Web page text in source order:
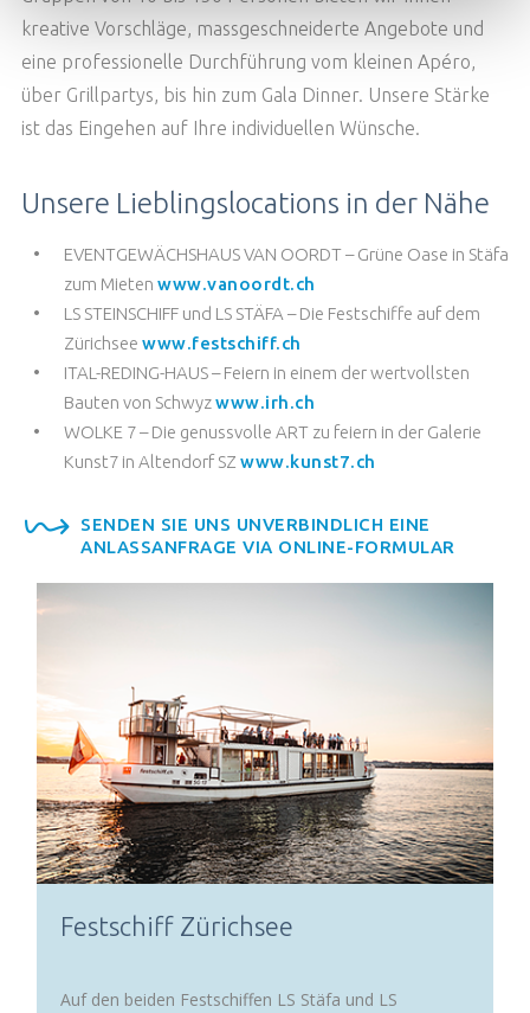
kreative Vorschläge, massgeschneiderte Angebote und
eine professionelle Durchführung vom kleinen Apéro,
über Grillpartys, bis hin zum Gala Dinner. Unsere Stärke
ist das Eingehen auf Ihre individuellen Wünsche.
Unsere Lieblingslocations in der Nähe
EVENTGEWÄCHSHAUS VAN OORDT – Grüne Oase in Stäfa
zum Mieten www.vanoordt.ch
LS STEINSCHIFF und LS STÄFA – Die Festschiffe auf dem
Zürichsee www.festschiff.ch
ITAL-REDING-HAUS – Feiern in einem der wertvollsten
Bauten von Schwyzwww.irh.ch
WOLKE 7 – Die genussvolle ART zu feiern in der Galerie
Kunst7 in Altendorf SZ www.kunst7.ch
SENDEN SIE UNS UNVERBINDLICH EINE
ANLASSANFRAGE VIA ONLINE-FORMULAR
Festschiff Zürichsee
Auf den beiden Festschiffen LS Stäfa und LS